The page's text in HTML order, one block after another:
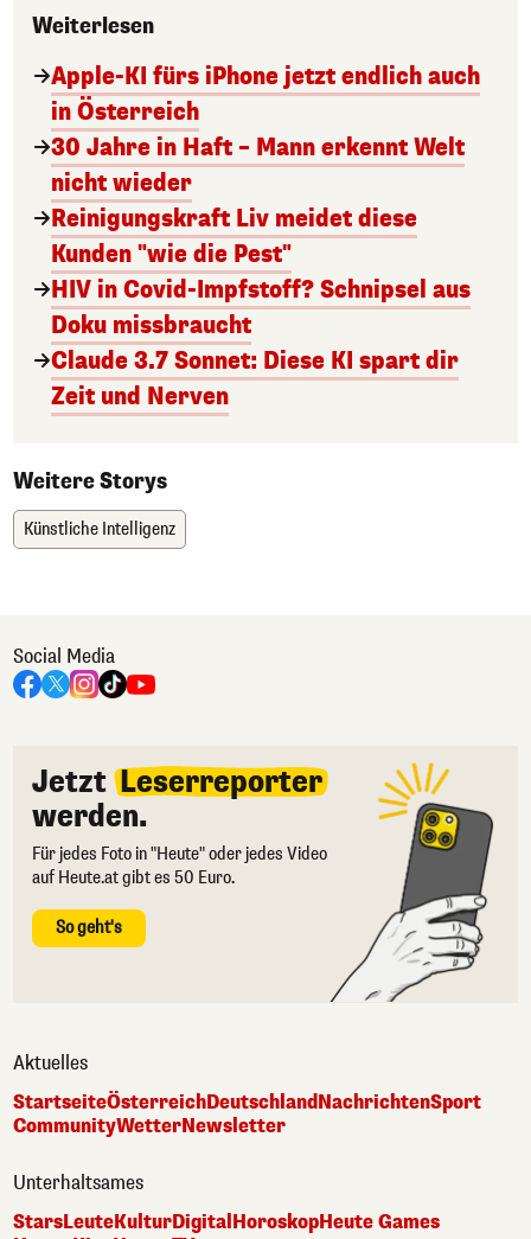
Weiterlesen
Apple-KI fürs iPhone jetzt endlich auch
in Österreich
30 Jahre in Haft – Mann erkennt Welt
nicht wieder
Reinigungskraft Liv meidet diese
Kunden "wie die Pest"
HIV in Covid-Impfstoff? Schnipsel aus
Doku missbraucht
Claude 3.7 Sonnet: Diese KI spart dir
Zeit und Nerven
Weitere Storys
Künstliche Intelligenz
Social Media
Jetzt Leserreporter
werden.
Für jedes Foto in "Heute" oder jedes Video
auf Heute.at gibt es 50 Euro.
So geht's
Aktuelles
StartseiteÖsterreichDeutschlandNachrichtenSport
CommunityWetterNewsletter
Unterhaltsames
StarsLeuteKulturDigitalHoroskopHeute Games